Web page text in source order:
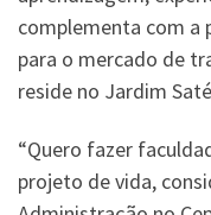
complementa com a
para o mercado de
reside no Jardim
“Quero fazer
projeto de vida,